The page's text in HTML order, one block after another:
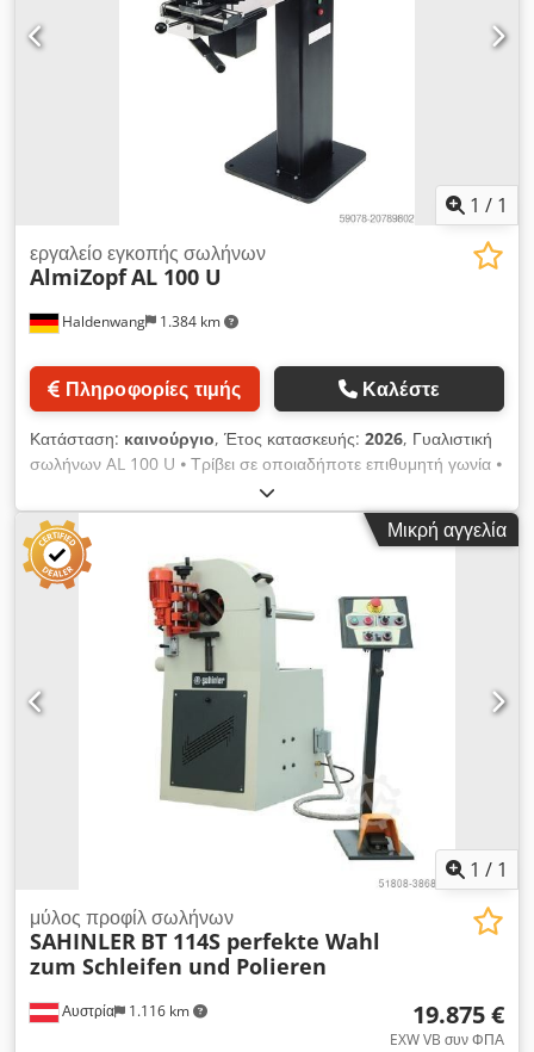
σωλήνες στο σταθμό λείανσης για συνεπές και παραγωγικό
επιφανειακό φινίρισμα. Dcjdpfxjt Eaw Dj Ahcok ML100
Χωρητικότητα εργασίας (Ø mm) 3 - 114 Αριθμός σταθμών 1
ιμάντα λείανσης (m/s) 3-22 Ζώνες λείανσης Κινητήρας (kW) 3
Τροχός, κινητήρας (kW) 1,5 Συνολική ισχύς (kW) 4,5
Κατανάλωση ισχύος (A) 11 Σύνδεση αναρρόφησης σκόνης (Ø
mm) 80 Διαστάσεις (mm) 750x1000x1300 Βάρος (kg) 250 1 / 1
Haldenwang 1.384 km
εργαλείο εγκοπής σωλήνων
AlmiZopfAL 100 U
Πληροφορίες τιμής Καλέστε
Κατάσταση: καινούργιο, Έτος κατασκευής: 2026, Γυαλιστική
σωλήνων AL 100 U ⦁ Τρίβει σε οποιαδήποτε επιθυμητή γωνία ⦁
Τρίβει σε οποιαδήποτε επιθυμητή διάμετρο ⦁ Κατάλληλη για
όλα τα συνήθη υλικά ⦁ Κατάλληλη για σωλήνες και προφίλ -
Λειτουργία μέσω εκκεντρικού μοχλού - Λειαντική ταινία 100 x
2000 mm - Κινητήρας 3,0 kW 400 Volt 50 Hz - Στροφές 2905
σ.α.λ. - Ταχύτητα ταινίας 30 m/sec. - Για σωλήνες από 20 mm
έως 76 mm Dcodpfex Irvmex Ahcok - Βάρος 200 kg
Μικρή αγγελία
1 / 1
Αυστρία 1.116 km
μύλος προφίλ σωλήνων
SAHINLER BT 114S perfekte Wahl
zum Schleifen und Polieren
19.875 €
EXW VB συν ΦΠΑ